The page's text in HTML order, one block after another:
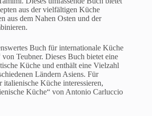
aus der vielfältigen Küche
aus dem Nahen Osten und der
Buch für internationale Küche
Teubner. Dieses Buch bietet eine
Küche und enthält eine Vielzahl
Ländern Asiens. Für
Küche interessieren,
Küche“ von Antonio Carluccio